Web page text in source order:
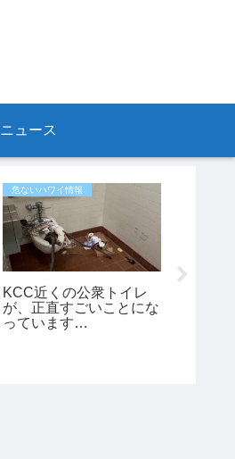
ニュース
危ないハワイ情報
KCC近くの公衆トイレ
が、正直すごいことにな
っています…